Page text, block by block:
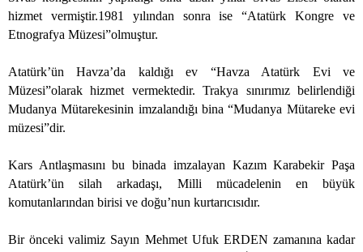
hizmet vermiştir.1981 yılından sonra ise “Atatürk Kongre ve
Etnografya Müzesi”olmuştur.
Atatürk’ün Havza’da kaldığı ev “Havza Atatürk Evi ve
Müzesi”olarak hizmet vermektedir. Trakya sınırımız belirlendiği
Mudanya Mütarekesinin imzalandığı bina “Mudanya Mütareke evi
müzesi”dir.
Kars Antlaşmasını bu binada imzalayan Kazım Karabekir Paşa
Atatürk’ün silah arkadaşı, Milli mücadelenin en büyük
komutanlarından birisi ve doğu’nun kurtarıcısıdır.
Bir önceki valimiz Sayın Mehmet Ufuk ERDEN zamanına kadar